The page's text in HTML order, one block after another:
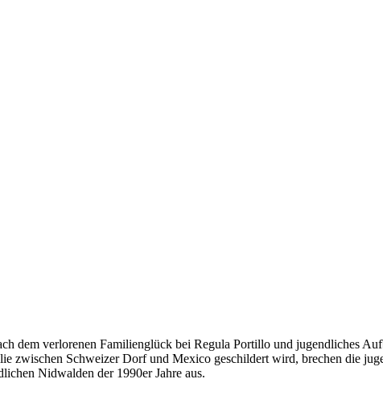
dem verlorenen Familienglück bei Regula Portillo und jugendliches
zwischen Schweizer Dorf und Mexico geschildert wird, brechen die
Nidwalden der 1990er Jahre aus.